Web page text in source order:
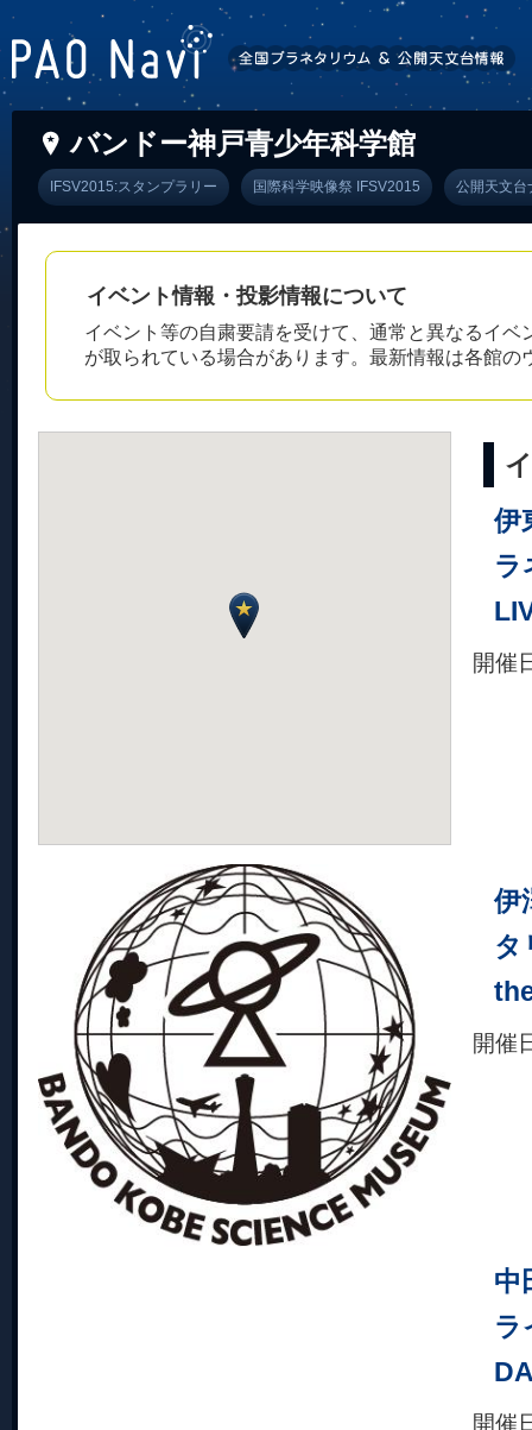
バンドー神戸青少年科学館
IFSV2015:スタンプラリー 国際科学映像祭 IFSV2015 公開天文台
イベント情報・投影情報について
イベント等の自粛要請を受けて、通常と異なるイ
が取られている場合があります。最新情報は各館
伊
ラ
開催
伊
タ
開催
中
ラ
開催